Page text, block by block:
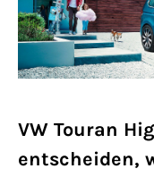
VW Touran
entscheiden,